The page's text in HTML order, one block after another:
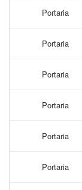
Portaria
Portaria
Portaria
Portaria
Portaria
Portaria